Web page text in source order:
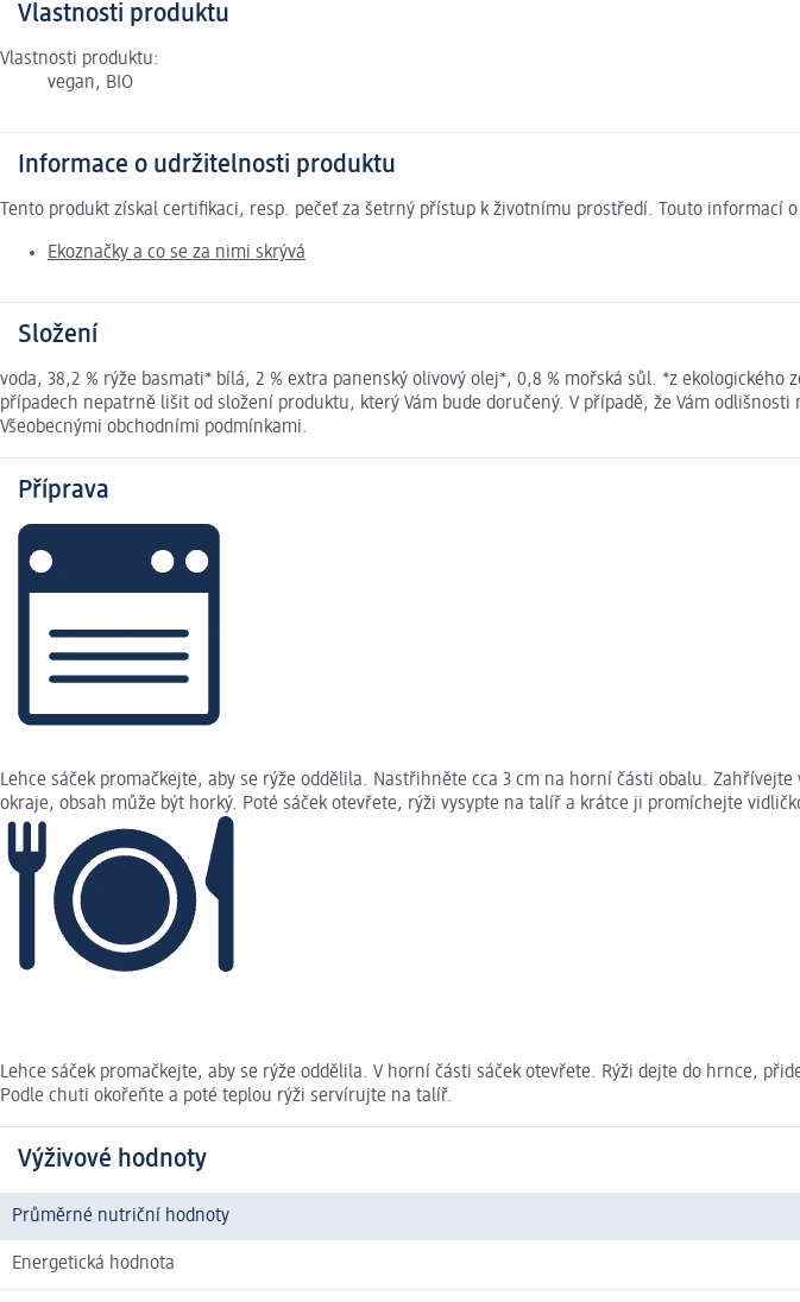
Vlastnosti produktu
Vlastnosti produktu:
vegan, BIO
Informace o udržitelnosti produktu
Tento produkt získal certifikaci, resp. pečeť za šetrný přístup k životnímu prostředí. Touto
Ekoznačky a co se za nimi skrývá
Složení
voda, 38,2 % rýže basmati* bílá, 2 % extra panenský olivový olej*, 0,8 % mořská sůl. *z
případech nepatrně lišit od složení produktu, který Vám bude doručený. V případě, že Vám
Všeobecnými obchodními podmínkami.
Příprava
Lehce sáček promačkejte, aby se rýže oddělila. Nastřihněte cca 3 cm na horní části obalu.
okraje, obsah může být horký. Poté sáček otevřete, rýži vysypte na talíř a krátce ji promíchejte
Lehce sáček promačkejte, aby se rýže oddělila. V horní části sáček otevřete. Rýži dejte do hrnce,
Podle chuti okořeňte a poté teplou rýži servírujte na talíř.
Výživové hodnoty
Průměrné nutriční hodnoty
Energetická hodnota